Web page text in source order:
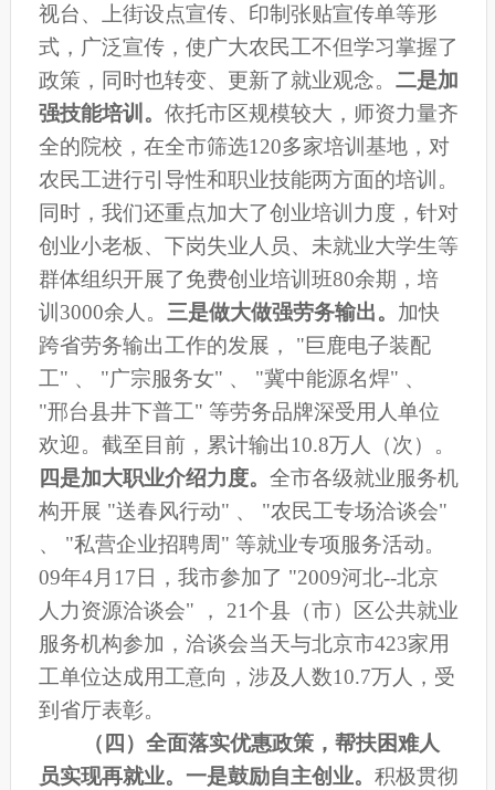
视台、上街设点宣传、印制张贴宣传单等形
式，广泛宣传，使广大农民工不但学习掌握了
政策，同时也转变、更新了就业观念。 二是加
强技能培训。 依托市区规模较大，师资力量齐
全的院校，在全市筛选120多家培训基地，对
农民工进行引导性和职业技能两方面的培训。
同时，我们还重点加大了创业培训力度，针对
创业小老板、下岗失业人员、未就业大学生等
群体组织开展了免费创业培训班80余期，培
训3000余人。 三是做大做强劳务输出。 加快
跨省劳务输出工作的发展， "巨鹿电子装配
工" 、 "广宗服务女" 、 "冀中能源名焊" 、
"邢台县井下普工" 等劳务品牌深受用人单位
欢迎。截至目前，累计输出10.8万人（次）。
四是加大职业介绍力度。 全市各级就业服务机
构开展 "送春风行动" 、 "农民工专场洽谈会"
、 "私营企业招聘周" 等就业专项服务活动。
09年4月17日，我市参加了 "2009河北--北京
人力资源洽谈会" ， 21个县（市）区公共就业
服务机构参加，洽谈会当天与北京市423家用
工单位达成用工意向，涉及人数10.7万人，受
到省厅表彰。
（四）全面落实优惠政策，帮扶困难人
员实现再就业。 一是鼓励自主创业。 积极贯彻